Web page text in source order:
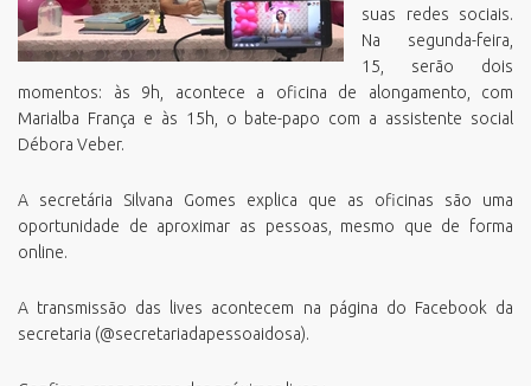
suas redes sociais.
Na segunda-feira,
15, serão dois
momentos: às 9h, acontece a oficina de alongamento, com
Marialba França e às 15h, o bate-papo com a assistente social
Débora Veber.
A secretária Silvana Gomes explica que as oficinas são uma
oportunidade de aproximar as pessoas, mesmo que de forma
online.
A transmissão das lives acontecem na página do Facebook da
secretaria (@secretariadapessoaidosa).